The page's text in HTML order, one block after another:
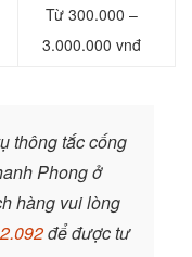
Từ 300.000 –
3.000.000 vnđ
thông tắc cống
Phong ở
hàng vui lòng
để được tư